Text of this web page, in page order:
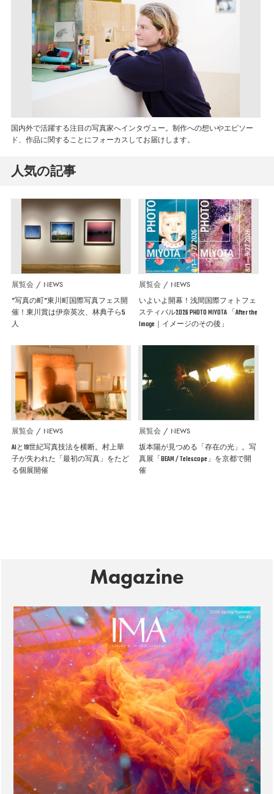
国内外で活躍する注目の写真家へインタヴュー。制作への想いやエピソー
ド、作品に関することにフォーカスしてお届けします。
人気の記事
展覧会 NEWS
”写真の町”東川町国際写真フェス開
催！東川賞は伊奈英次、林典子ら5
人
展覧会 NEWS
いよいよ開幕！浅間国際フォトフェ
スティバル2026 PHOTO MIYOTA 「After the
Image｜イメージのその後」
展覧会 NEWS
AIと19世紀写真技法を横断。村上華
子が失われた「最初の写真」をたど
る個展開催
展覧会 NEWS
坂本陽が見つめる「存在の光」。写
真展「BEAM / Telescope」を京都で開
催
Magazine